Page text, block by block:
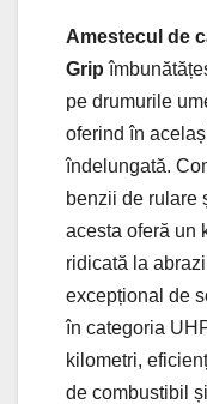
Amestecul de
Grip
pe drumurile
oferind în
îndelungată.
benzii de rulare
acesta oferă un
ridicată la
excepțional de
în categoria
kilometri,
de combustibil